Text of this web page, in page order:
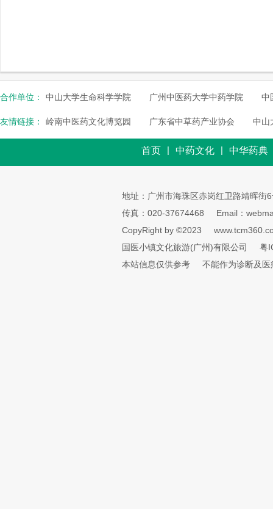
合作单位： 中山大学生命科学学院 广州中医药大学中药学院 中
友情链接： 岭南中医药文化博览园 广东省中草药产业协会 中山
首页 | 中药文化 | 中华药典
地址：广州市海珠区赤岗红卫路靖晖街
传真：020-37674468
Email：
CopyRight by ©2023
国医小镇文化旅游(广州)有限公司
粤
本站信息仅供参考
不能作为诊断及医